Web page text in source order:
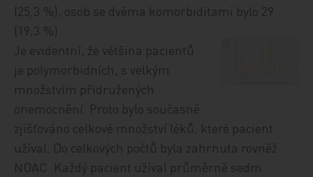
(25,3 %), osob se dvěma komorbiditami bylo 29
(19,3 %).
Je evidentní, že většina pacientů
je polymorbidních, s velkým
množstvím přidružených
onemocnění. Proto bylo současně
zjišťováno celkové množství léků, které pacient
užíval. Do celkových počtů byla zahrnuta rovněž
NOAC. Každý pacient užíval průměrně sedm